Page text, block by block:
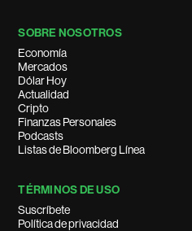
SOBRE NOSOTROS
Economía
Mercados
Dólar Hoy
Actualidad
Cripto
Finanzas Personales
Podcasts
Listas de Bloomberg Línea
TÉRMINOS DE USO
Suscríbete
Política de privacidad